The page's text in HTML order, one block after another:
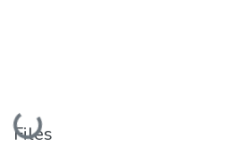
Loading...
Files